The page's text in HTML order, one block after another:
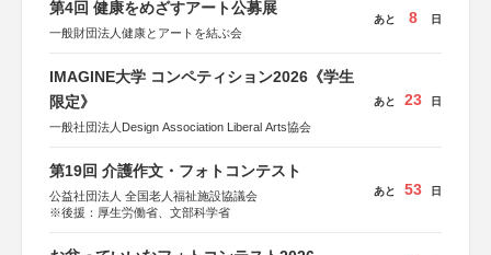
第4回 健康をめざすアート公募展
一般財団法人健康とアートを結ぶ会
あと 8 日
IMAGINE大学 コンペティション2026《学生
限定》
一般社団法人Design Association Liberal Arts協会
あと 23 日
第19回 介護作文・フォトコンテスト
公益社団法人 全国老人福祉施設協議会
※後援：厚生労働省、文部科学省
あと 53 日